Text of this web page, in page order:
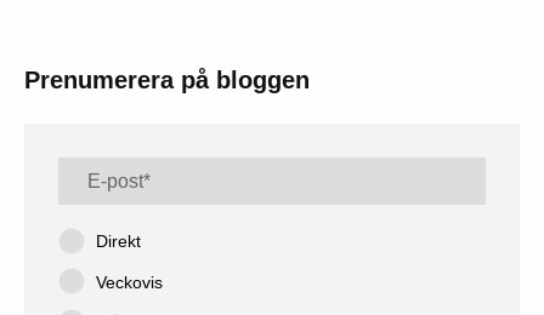
Prenumerera på bloggen
Direkt
Veckovis